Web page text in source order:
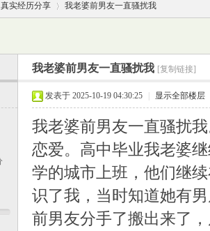
真实经历分享
›
我老婆前男友一直骚扰我
我老婆前男友一直骚扰我 [复制链接]
发表于 2025-10-19 04:30:25 显示全部楼层
我老婆前男友一直骚扰
恋爱。高中毕业我老婆
学的城市上班，他们继
识了我，当时知道她有
前男友分手了搬出来了